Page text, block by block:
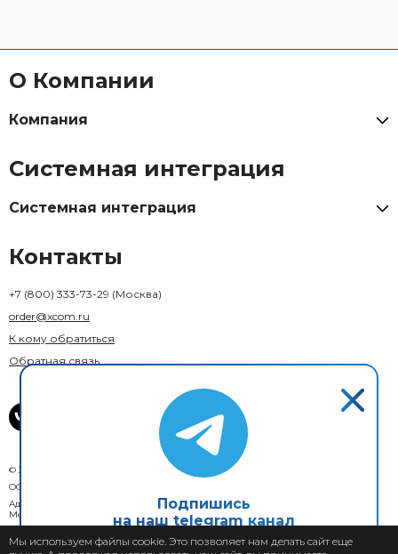
О Компании
Компания
Системная интеграция
Системная интеграция
Контакты
+7 (800) 333-73-29 (Москва)
order@xcom.ru
К кому обратиться
Обратная связь
© 2018–2026 X-Com. Все права защищены.
ООО "М-инвест"
Адрес юридического лица: 129110, г. Москва, вн. тер. г. муниципальный округ
Мещанский, ул. Гиляровского, д. 36, стр. 1А, помещ. 1П
Подпишись
на наш telegram канал
Мы используем файлы cookie. Это позволяет нам делать сайт еще